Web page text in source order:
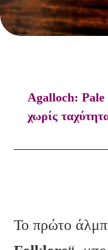
Agalloch:
χωρίς
Το πρώτο